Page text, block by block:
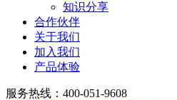
知识分享
合作伙伴
关于我们
加入我们
产品体验
服务热线：400-051-9608